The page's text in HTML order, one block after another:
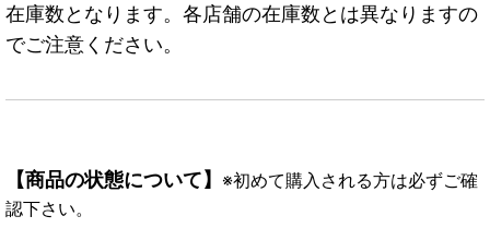
在庫数となります。各店舗の在庫数とは異なりますの
でご注意ください。
【商品の状態について】 ※初めて購入される方は必ずご確
認下さい。